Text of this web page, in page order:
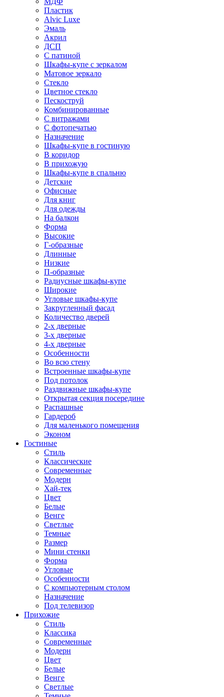
Пластик
Alvic Luxe
Эмаль
Акрил
ДСП
С патиной
Шкафы-купе с зеркалом
Матовое зеркало
Стекло
Цветное стекло
Пескоструй
Комбинированные
С витражами
С фотопечатью
Назначение
Шкафы-купе в гостиную
В коридор
В прихожую
Шкафы-купе в спальню
Детские
Офисные
Для книг
Для одежды
На балкон
Форма
Высокие
Г-образные
Длинные
Низкие
П-образные
Радиусные шкафы-купе
Широкие
Угловые шкафы-купе
Закругленный фасад
Количество дверей
2-х дверные
3-х дверные
4-х дверные
Особенности
Во всю стену
Встроенные шкафы-купе
Под потолок
Раздвижные шкафы-купе
Открытая секция посередине
Распашные
Гардероб
Для маленького помещения
Эконом
Гостиные
Стиль
Классические
Современные
Модерн
Хай-тек
Цвет
Белые
Венге
Светлые
Темные
Размер
Мини стенки
Форма
Угловые
Особенности
С компьютерным столом
Назначение
Под телевизор
Прихожие
Стиль
Классика
Современные
Модерн
Цвет
Белые
Венге
Светлые